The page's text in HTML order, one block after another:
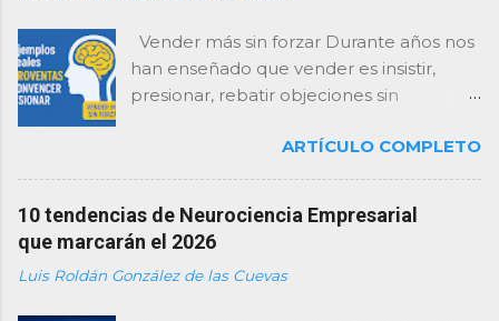
Vender más sin forzar Durante años nos
han enseñado que vender es insistir,
presionar, rebatir objeciones sin
consultor, te lo digo con total claridad:
esa forma de vender está agotada… y el
empresas que mejor venden no son las
que presionan más, sino las que
entienden mejor cómo decide el
ARTÍCULO COMPLETO
10 tendencias de Neurociencia Empresarial
que marcarán el 2026
Luis Roldán González de las Cuevas